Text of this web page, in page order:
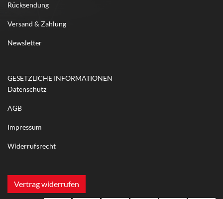
Rücksendung
Versand & Zahlung
Newsletter
GESETZLICHE INFORMATIONEN
Datenschutz
AGB
Impressum
Widerrufsrecht
Vertrag widerrufen